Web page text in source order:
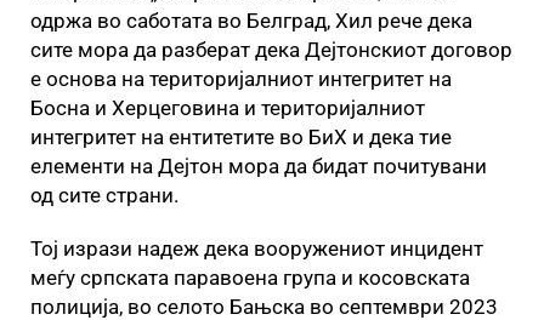
одржа во саботата во Белград, Хил рече дека
сите мора да разберат дека Дејтонскиот договор
е основа на територијалниот интегритет на
Босна и Херцеговина и територијалниот
интегритет на ентитетите во БиХ и дека тие
елементи на Дејтон мора да бидат почитувани
од сите страни.
Тој изрази надеж дека вооружениот инцидент
меѓу српската паравоена група и косовската
полиција, во селото Бањска во септември 2023